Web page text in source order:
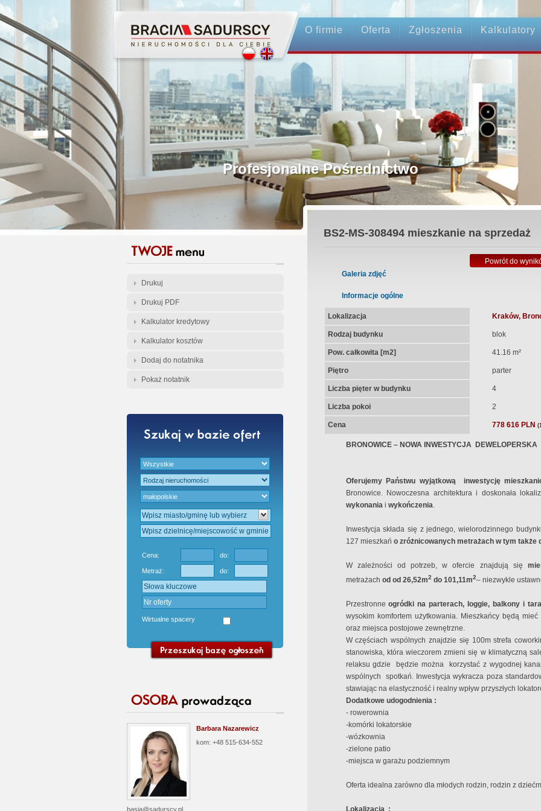
O firmie Oferta Zgłoszenia Kalkulatory
Profesjonalne Pośrednictwo
Bezpieczeństwo Transakcji - Ubezpieczenie OC
Gwarancja Zwrotu Zadatku
Gratis - Przedwstępna Umowa Notarialna
Drukuj
Drukuj PDF
Kalkulator kredytowy
Kalkulator kosztów
Dodaj do notatnika
Pokaż notatnik
Cena: do:
Metraż: do:
Wirtualne spacery
Barbara Nazarewicz
kom: +48 515-634-552
basia@sadurscy.pl
BS2-MS-308494mieszkanie na sprzedaż
Powrót do
Galeria zdjęć
Informacje ogólne
Lokalizacja Kraków,
Rodzaj budynku blok
Pow. całkowita [m2] 41.16 m²
Piętro parter
Liczba pięter w budynku 4
Liczba pokoi 2
Cena 778 616 PLN
BRONOWICE – NOWA INWESTYCJA DEWELOPERSKA
Oferujemy Państwu wyjątkową
inwestycję
Bronowice. Nowoczesna architektura i doskonała
wykonaniai wykończenia.
Inwestycja składa się z jednego, wielorodzinnego
127 mieszkań o zróżnicowanych metrażach w tym także
W zależności od potrzeb, w ofercie znajdują się
metrażach od od 26,52m2do 101,11m2– niezwykle
Przestronne ogródki na parterach, loggie, balkony i
wysokim komfortem użytkowania. Mieszkańcy będą
oraz miejsca postojowe zewnętrzne.
W częściach wspólnych znajdzie się 100m strefa
stanowiska, która wieczorem zmieni się w klimatyczną
relaksu gdzie
będzie można
korzystać z wygodnej
wspólnych
spotkań. Inwestycja wykracza poza
stawiając na elastyczność i realny wpływ przyszłych
Dodatkowe udogodnienia :
- rowerownia
-komórki lokatorskie
-wózkownia
-zielone patio
-miejsca w garażu podziemnym
Oferta idealna zarówno dla młodych rodzin, rodzin z
Lokalizacja :